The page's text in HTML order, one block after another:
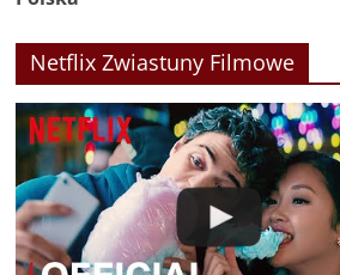
Netflix Zwiastuny Filmowe